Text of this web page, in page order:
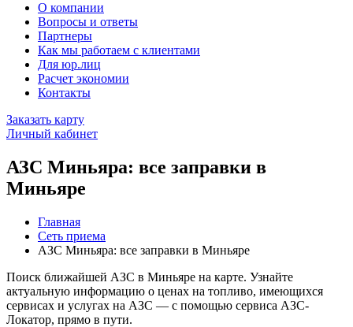
О компании
Вопросы и ответы
Партнеры
Как мы работаем с клиентами
Для юр.лиц
Расчет экономии
Контакты
Заказать карту
Личный кабинет
АЗС Миньяра: все заправки в
Миньяре
Главная
Сеть приема
АЗС Миньяра: все заправки в Миньяре
Поиск ближайшей АЗС в Миньяре на карте. Узнайте
актуальную информацию о ценах на топливо, имеющихся
сервисах и услугах на АЗС — с помощью сервиса АЗС-
Локатор, прямо в пути.